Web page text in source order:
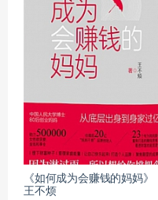
《如何成为会赚钱的妈妈》
王不烦